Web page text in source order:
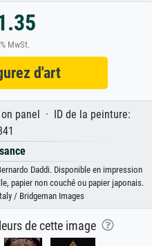
MwSt.
d'art
panel · ID de la peinture:
Daddi. Disponible en impression
papier non couché ou papier japonais.
/ Bridgeman Images
de cette image